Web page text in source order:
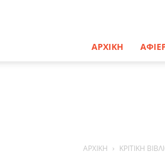
ΑΡΧΙΚΗ
ΑΡΧΙΚΗ ΚΡΙΤΙΚΗ